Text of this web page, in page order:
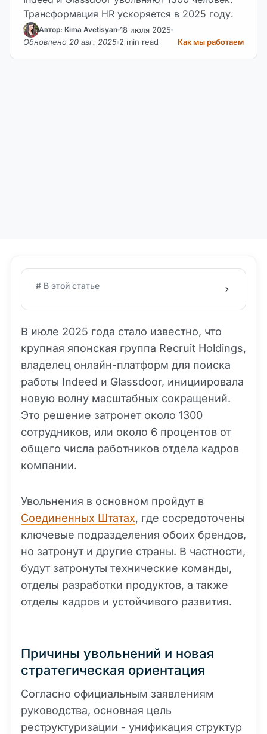
Трансформация HR ускоряется в 2025 году.
Автор: Kima Avetisyan 18 июля 2025
Обновлено 20 авг. 2025 2 min read Как мы работаем
# В этой статье
В июле 2025 года стало известно, что
крупная японская группа Recruit Holdings,
владелец онлайн-платформ для поиска
работы Indeed и Glassdoor, инициировала
новую волну масштабных сокращений.
Это решение затронет около 1300
сотрудников, или около 6 процентов от
общего числа работников отдела кадров
компании.
Увольнения в основном пройдут в
Соединенных Штатах, где сосредоточены
ключевые подразделения обоих брендов,
но затронут и другие страны. В частности,
будут затронуты технические команды,
отделы разработки продуктов, а также
отделы кадров и устойчивого развития.
Причины увольнений и новая
стратегическая ориентация
Согласно официальным заявлениям
руководства, основная цель
реструктуризации - унификация структур